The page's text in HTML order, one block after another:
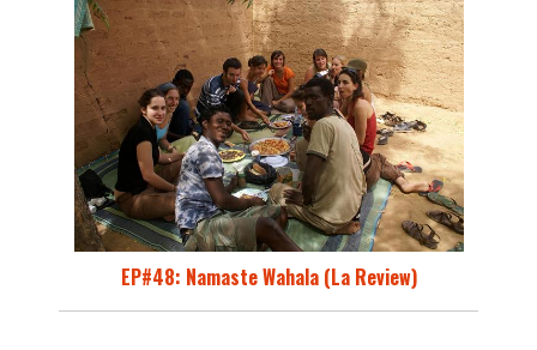
EP#48: Namaste Wahala (La Review)